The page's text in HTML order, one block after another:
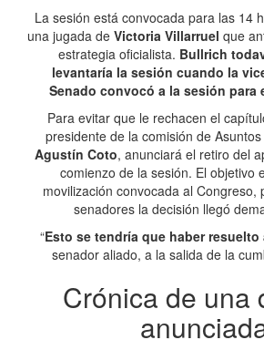
La sesión está convocada para las 14
una jugada de Victoria Villarruel que
estrategia oficialista. Bullrich
levantaría la sesión cuando la
Senado convocó a la sesión para
Para evitar que le rechacen el
presidente de la comisión de
Agustín Coto, anunciará el retiro del
comienzo de la sesión. El objetivo
movilización convocada al Congreso,
senadores la decisión llegó
“Esto se tendría que haber resuelto
senador aliado, a la salida de la
Crónica de una